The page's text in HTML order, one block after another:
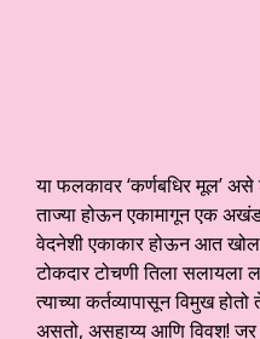
या फलकावर ‘कर्णबधिर मूल’ असे
ताज्या होऊन एकामागून एक
वेदनेशी एकाकार होऊन आत
टोकदार टोचणी तिला सलायला
त्याच्या कर्तव्यापासून विमुख
असतो, असहाय्य आणि विवश!